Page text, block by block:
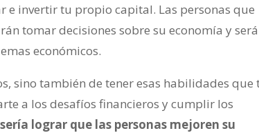
e invertir tu propio capital. Las personas que
tomar decisiones sobre su economía y será
económicos.
sino también de tener esas habilidades que
a los desafíos financieros y cumplir los
lograr que las personas mejoren su